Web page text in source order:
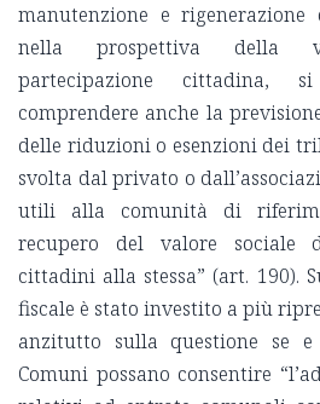
manutenzione e
nella prospettiva della
partecipazione
comprendere anche la
delle riduzioni o esenzioni dei
svolta dal privato o
utili alla comunità di
recupero del valore sociale
cittadini alla stessa” (art. 190).
fiscale è stato investito a più
anzitutto sulla questione se
Comuni possano consentire